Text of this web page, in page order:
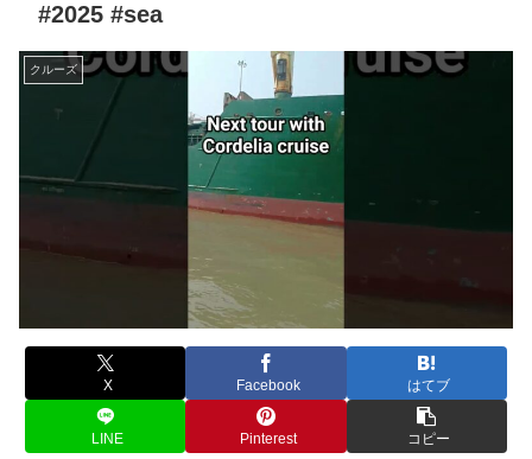
#2025 #sea
クルーズ
X Facebook はてブ
LINE Pinterest コピー